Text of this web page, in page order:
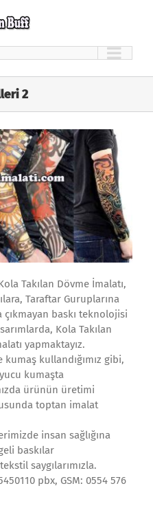
2
Takılan Dövme İmalatı,
Taraftar Guruplarına
baskı teknolojisi
Kola Takılan
yapmaktayız.
kullandığımız gibi,
kumaşta
ürünün üretimi
toptan imalat
insan sağlığına
baskılar
saygılarımızla.
pbx, GSM: 0554 576